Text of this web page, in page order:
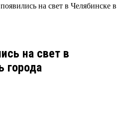
на свет в Челябинске в
на свет в
города